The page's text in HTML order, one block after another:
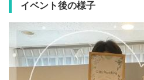
イベント後の様子